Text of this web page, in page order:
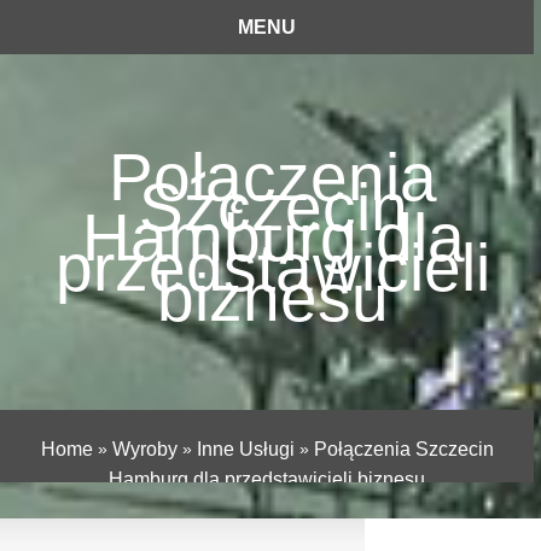
MENU
Połączenia
Szczecin
Hamburg dla
przedstawicieli
biznesu
Home» Wyroby» Inne Usługi » Połączenia Szczecin
Hamburg dla przedstawicieli biznesu